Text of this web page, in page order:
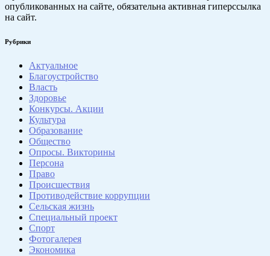
опубликованных на сайте, обязательна активная гиперссылка
на сайт.
Рубрики
Актуальное
Благоустройство
Власть
Здоровье
Конкурсы. Акции
Культура
Образование
Общество
Опросы. Викторины
Персона
Право
Происшествия
Противодействие коррупции
Сельская жизнь
Специальный проект
Спорт
Фотогалерея
Экономика